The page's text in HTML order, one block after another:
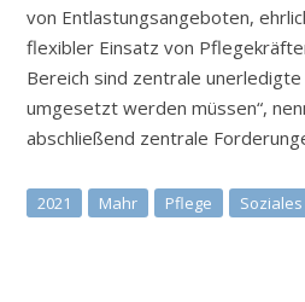
von Entlastungsangeboten,
flexibler Einsatz von
Bereich sind zentrale
umgesetzt werden müssen“,
abschließend zentrale
2021 Mahr Pflege Soziales